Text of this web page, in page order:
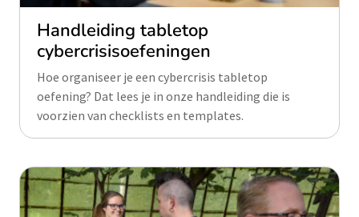
Handleiding tabletop
cybercrisisoefeningen
Hoe organiseer je een cybercrisis tabletop
oefening? Dat lees je in onze handleiding die is
voorzien van checklists en templates.